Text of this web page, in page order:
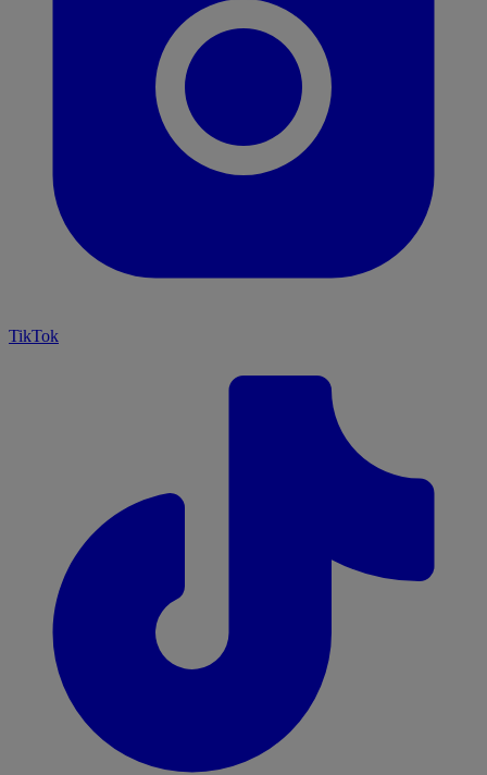
TikTok